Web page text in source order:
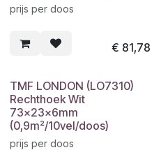
prijs per doos
€ 81,78
TMF LONDON (LO7310)
Rechthoek Wit
73x23x6mm
(0,9m²/10vel/doos)
prijs per doos